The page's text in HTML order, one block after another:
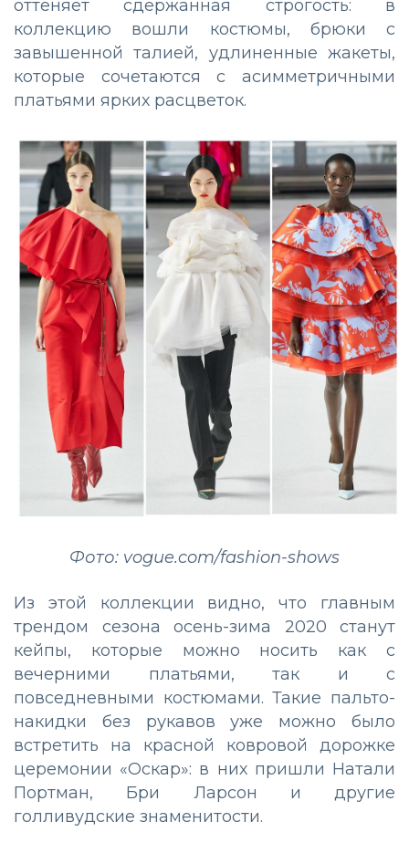
оттеняет сдержанная строгость: в
коллекцию вошли костюмы, брюки с
завышенной талией, удлиненные жакеты,
которые сочетаются с асимметричными
платьями ярких расцветок.
Фото: vogue.com/fashion-shows
Из этой коллекции видно, что главным
трендом сезона осень-зима 2020 станут
кейпы, которые можно носить как с
вечерними платьями, так и с
повседневными костюмами. Такие пальто-
накидки без рукавов уже можно было
встретить на красной ковровой дорожке
церемонии «Оскар»: в них пришли Натали
Портман, Бри Ларсон и другие
голливудские знаменитости.